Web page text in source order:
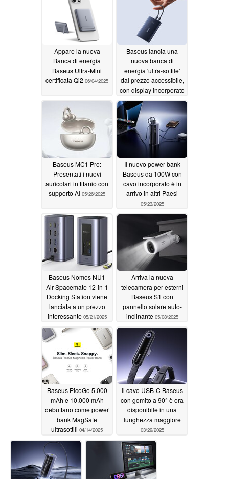
Appare la nuova
Banca di energia
Baseus Ultra-Mini
certificata Qi2 06/04/2025
Baseus lancia una
nuova banca di
energia 'ultra-sottile'
dal prezzo accessibile,
con display incorporato
06/02/2025
Baseus MC1 Pro:
Presentati i nuovi
auricolari in titanio con
supporto AI 05/26/2025
Il nuovo power bank
Baseus da 100W con
cavo incorporato è in
arrivo in altri Paesi
05/23/2025
Baseus Nomos NU1
Air Spacemate 12-in-1
Docking Station viene
lanciata a un prezzo
interessante 05/21/2025
Arriva la nuova
telecamera per esterni
Baseus S1 con
pannello solare auto-
inclinante 05/08/2025
Baseus PicoGo 5.000
mAh e 10.000 mAh
debuttano come power
bank MagSafe
ultrasottili 04/14/2025
Il cavo USB-C Baseus
con gomito a 90° è ora
disponibile in una
lunghezza maggiore
03/29/2025